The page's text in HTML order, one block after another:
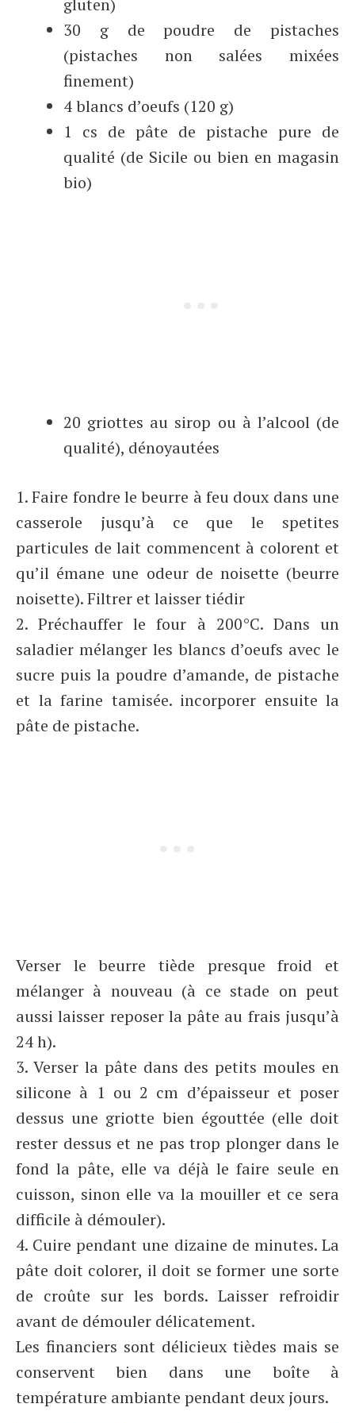
gluten)
30 g de poudre de pistaches
(pistaches non salées mixées
finement)
4 blancs d’oeufs (120 g)
1 cs de pâte de pistache pure de
qualité (de Sicile ou bien en magasin
bio)
20 griottes au sirop ou à l’alcool (de
qualité), dénoyautées
1. Faire fondre le beurre à feu doux dans une
casserole jusqu’à ce que le spetites
particules de lait commencent à colorent et
qu’il émane une odeur de noisette (beurre
noisette). Filtrer et laisser tiédir
2. Préchauffer le four à 200°C. Dans un
saladier mélanger les blancs d’oeufs avec le
sucre puis la poudre d’amande, de pistache
et la farine tamisée. incorporer ensuite la
pâte de pistache.
Verser le beurre tiède presque froid et
mélanger à nouveau (à ce stade on peut
aussi laisser reposer la pâte au frais jusqu’à
24 h).
3. Verser la pâte dans des petits moules en
silicone à 1 ou 2 cm d’épaisseur et poser
dessus une griotte bien égouttée (elle doit
rester dessus et ne pas trop plonger dans le
fond la pâte, elle va déjà le faire seule en
cuisson, sinon elle va la mouiller et ce sera
difficile à démouler).
4. Cuire pendant une dizaine de minutes. La
pâte doit colorer, il doit se former une sorte
de croûte sur les bords. Laisser refroidir
avant de démouler délicatement.
Les financiers sont délicieux tièdes mais se
conservent bien dans une boîte à
température ambiante pendant deux jours.